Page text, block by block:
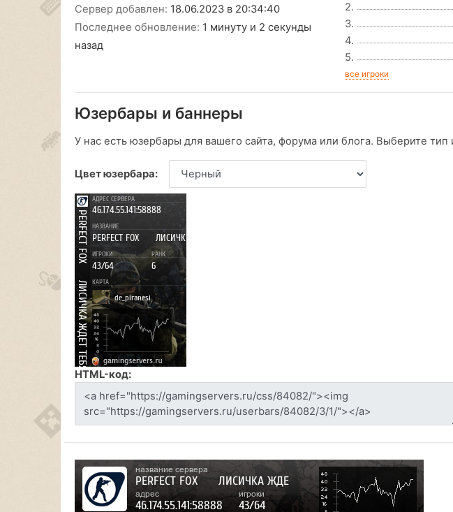
Сервер добавлен: 18.06.2023 в 20:34:40
Последнее обновление: 1 минуту и 2 секунды
назад
2.
3.
4.
5.
все игроки
Юзербары и баннеры
У нас есть юзербары для вашего сайта, форума или блога. Выберите тип
Цвет юзербара:
HTML-код: